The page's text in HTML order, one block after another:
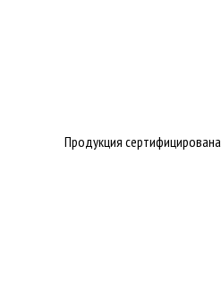
Продукция сертифицирована